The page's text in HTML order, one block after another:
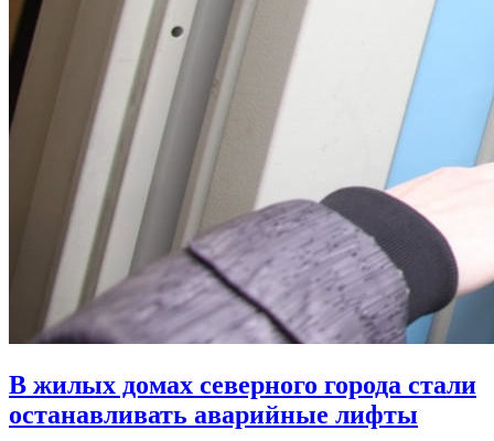
В жилых домах северного города стали
останавливать аварийные лифты